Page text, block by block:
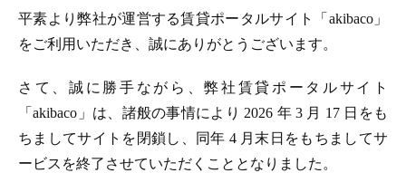
平素より弊社が運営する賃貸ポータルサイト「akibaco」
をご利用いただき、誠にありがとうございます。
さて、誠に勝手ながら、弊社賃貸ポータルサイト
「akibaco」は、諸般の事情により 2026 年 3 月 17 日をも
ちましてサイトを閉鎖し、同年 4 月末日をもちましてサ
ービスを終了させていただくこととなりました。